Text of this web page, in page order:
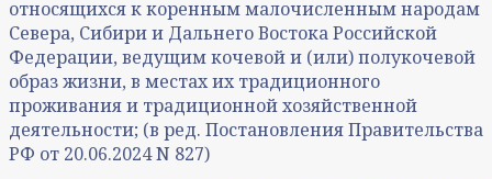
относящихся к коренным малочисленным народам
Севера, Сибири и Дальнего Востока Российской
Федерации, ведущим кочевой и (или) полукочевой
образ жизни, в местах их традиционного
проживания и традиционной хозяйственной
деятельности; (в ред. Постановления Правительства
РФ от 20.06.2024 N 827)